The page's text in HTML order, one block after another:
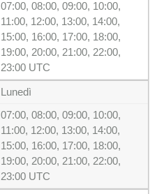
07:00, 08:00, 09:00, 10:00,
11:00, 12:00, 13:00, 14:00,
15:00, 16:00, 17:00, 18:00,
19:00, 20:00, 21:00, 22:00,
23:00 UTC
Lunedì
07:00, 08:00, 09:00, 10:00,
11:00, 12:00, 13:00, 14:00,
15:00, 16:00, 17:00, 18:00,
19:00, 20:00, 21:00, 22:00,
23:00 UTC